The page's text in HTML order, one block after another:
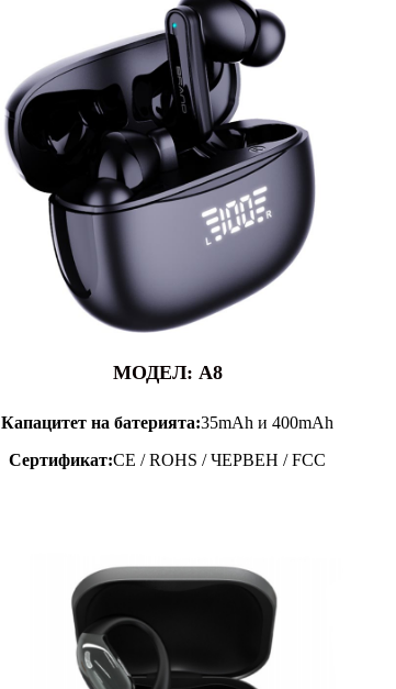
МОДЕЛ: А8
Капацитет на батерията:35mAh и 400mAh
Сертификат:CE / ROHS / ЧЕРВЕН / FCC